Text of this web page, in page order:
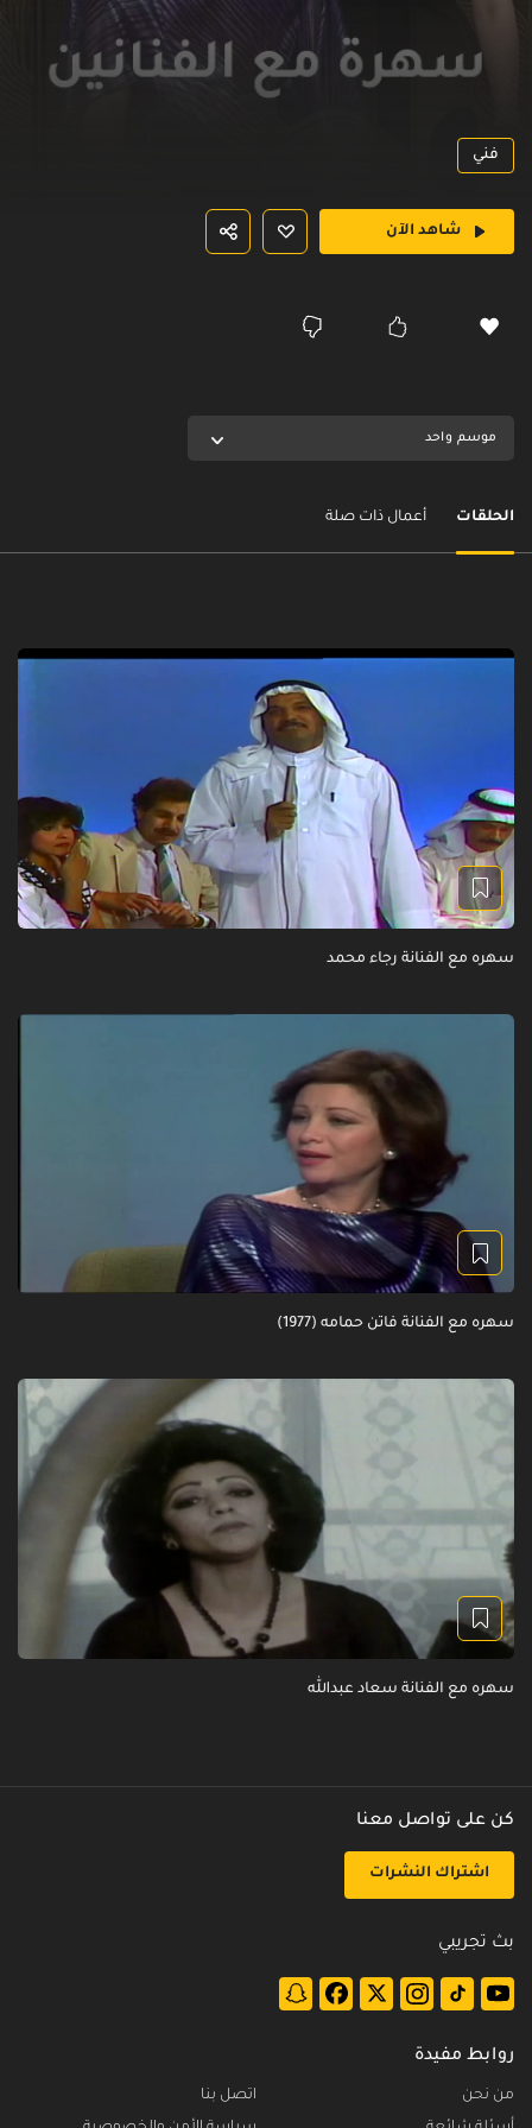
فني
شاهد الآن
موسم واحد
الحلقات أعمال ذات صلة
سهره مع الفنانة رجاء محمد
سهره مع الفنانة فاتن حمامه (1977)
سهره مع الفنانة سعاد عبدالله
كن على تواصل معنا
اشتراك النشرات
بث تجريبي
روابط مفيدة
من نحن
اتصل بنا